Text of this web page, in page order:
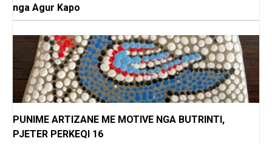
nga Agur Kapo
PUNIME ARTIZANE ME MOTIVE NGA BUTRINTI,
PJETER PERKEQI 16